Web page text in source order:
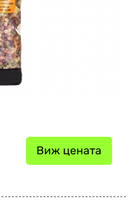
Виж цената